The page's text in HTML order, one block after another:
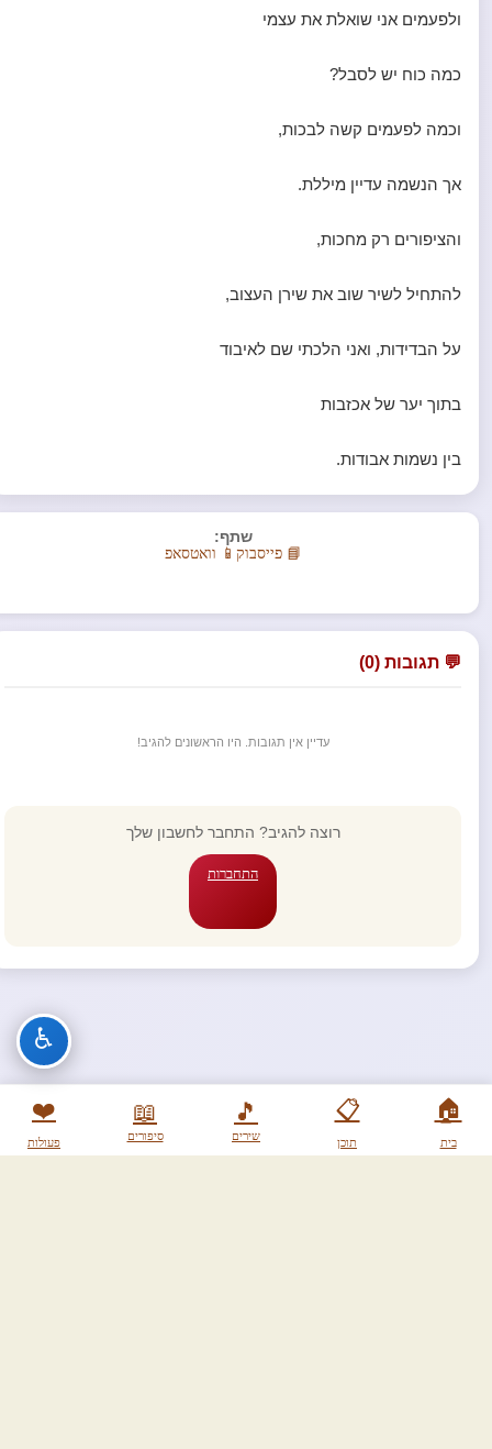
🏠
בית
📋
תוכן
🎵
שירים
📖
סיפורים
❤️
פעולות
ולפעמים אני שואלת את עצמי
כמה כוח יש לסבל?
וכמה לפעמים קשה לבכות,
אך הנשמה עדיין מיללת.
והציפורים רק מחכות,
להתחיל לשיר שוב את שירן העצוב,
על הבדידות, ואני הלכתי שם לאיבוד
בתוך יער של אכזבות
בין נשמות אבודות.
שתף:
📘 פייסבוק 📱 וואטסאפ
💬 תגובות (0)
עדיין אין תגובות. היו הראשונים להגיב!
רוצה להגיב? התחבר לחשבון שלך
התחברות
♿